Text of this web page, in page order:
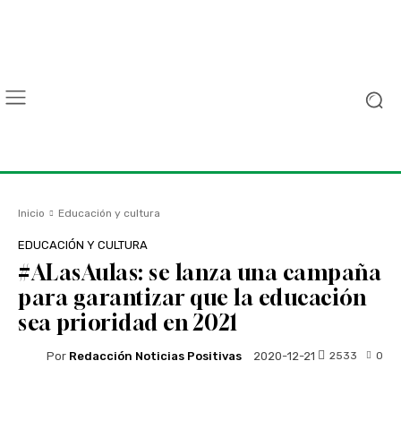
Inicio Educación y cultura
EDUCACIÓN Y CULTURA
#ALasAulas: se lanza una campaña
para garantizar que la educación
sea prioridad en 2021
Por Redacción Noticias Positivas 2020-12-21 0
2533